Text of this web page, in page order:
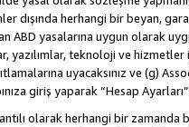
dışında herhangi bir beyan,
ABD yasalarına uygun olarak
yazılımlar, teknoloji ve hizmetler
uyacaksınız ve (g)
giriş yaparak “Hesap
olarak herhangi bir